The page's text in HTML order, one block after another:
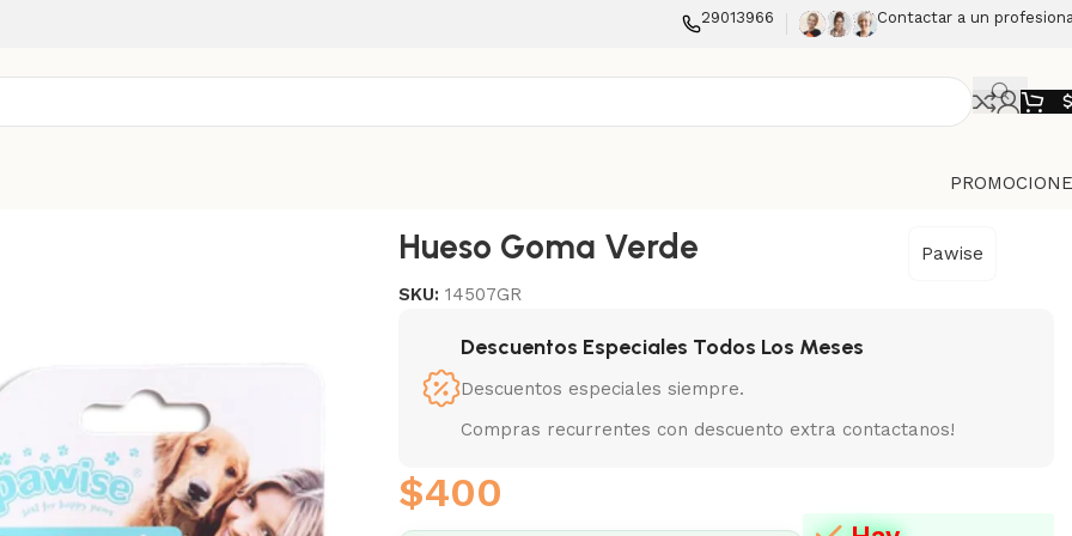
29013966 Contactar a un
$
Hueso Goma Verde
Pawise
SKU:14507GR
Descuentos Especiales Todos Los Meses
Descuentos especiales siempre.
Compras recurrentes con descuento extra contactanos!
$400